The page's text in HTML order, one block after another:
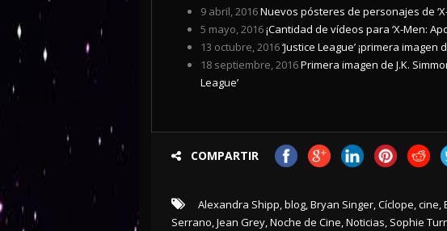
9 abril, 2016Nuevos pósteres de personajes de
5 mayo, 2016¡Cantidad de vídeos para ‘X-Men:
13 octubre, 2016‘Justice League’ ¡primera imagen
18 septiembre, 2016Primera imagen de J.K.
League’
COMPARTIR
Alexandra Shipp,blog,Bryan Singer,Cíclope,cine,
Serrano,Jean Grey,Noche de Cine,Noticias, Sophie